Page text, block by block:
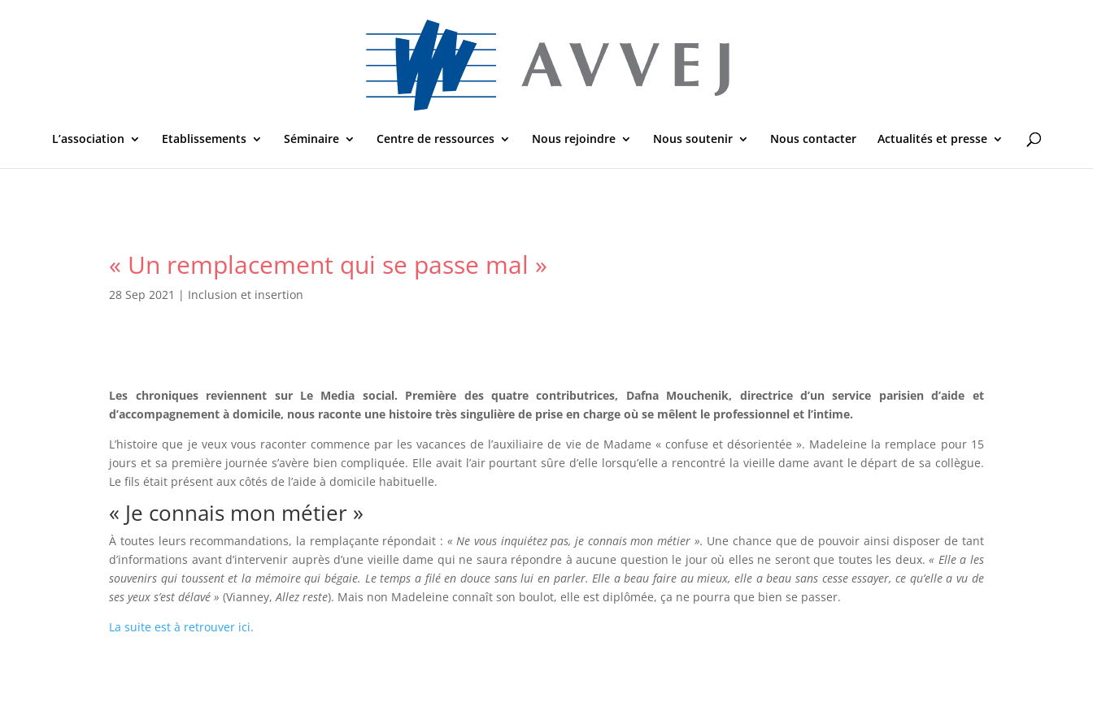
L’association Etablissements Séminaire Centre de ressources Nous rejoindre Nous soutenir Nous contacter Actualités et presse
« Un remplacement qui se passe mal »
28 Sep 2021 | Inclusion et insertion
Les chroniques reviennent sur Le Media social. Première des quatre contributrices, Dafna Mouchenik, directrice d’un service parisien d’aide et
d’accompagnement à domicile, nous raconte une histoire très singulière de prise en charge où se mêlent le professionnel et l’intime.
L’histoire que je veux vous raconter commence par les vacances de l’auxiliaire de vie de Madame « confuse et désorientée ». Madeleine la remplace pour 15
jours et sa première journée s’avère bien compliquée. Elle avait l’air pourtant sûre d’elle lorsqu’elle a rencontré la vieille dame avant le départ de sa collègue.
Le fils était présent aux côtés de l’aide à domicile habituelle.
« Je connais mon métier »
À toutes leurs recommandations, la remplaçante répondait : « Ne vous inquiétez pas, je connais mon métier ». Une chance que de pouvoir ainsi disposer de tant
d’informations avant d’intervenir auprès d’une vieille dame qui ne saura répondre à aucune question le jour où elles ne seront que toutes les deux.« Elle a les
souvenirs qui toussent et la mémoire qui bégaie. Le temps a filé en douce sans lui en parler. Elle a beau faire au mieux, elle a beau sans cesse essayer, ce qu’elle a vu de
ses yeux s’est délavé »(Vianney,Allez reste). Mais non Madeleine connaît son boulot, elle est diplômée, ça ne pourra que bien se passer.
La suite est à retrouver ici.